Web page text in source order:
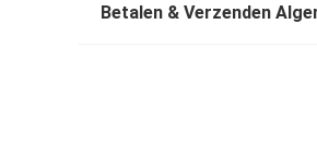
Betalen & Verzenden